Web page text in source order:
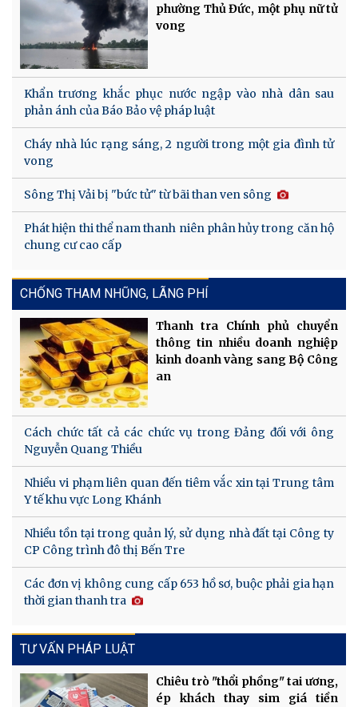
phường Thủ Đức, một phụ nữ tử
vong
Khẩn trương khắc phục nước ngập vào nhà dân sau
phản ánh của Báo Bảo vệ pháp luật
Cháy nhà lúc rạng sáng, 2 người trong một gia đình tử
vong
Sông Thị Vải bị "bức tử" từ bãi than ven sông
Phát hiện thi thể nam thanh niên phân hủy trong căn hộ
chung cư cao cấp
CHỐNG THAM NHŨNG, LÃNG PHÍ
Thanh tra Chính phủ chuyển
thông tin nhiều doanh nghiệp
kinh doanh vàng sang Bộ Công
an
Cách chức tất cả các chức vụ trong Đảng đối với ông
Nguyễn Quang Thiều
Nhiều vi phạm liên quan đến tiêm vắc xin tại Trung tâm
Y tế khu vực Long Khánh
Nhiều tồn tại trong quản lý, sử dụng nhà đất tại Công ty
CP Công trình đô thị Bến Tre
Các đơn vị không cung cấp 653 hồ sơ, buộc phải gia hạn
thời gian thanh tra
TƯ VẤN PHÁP LUẬT
Chiêu trò "thổi phồng" tai ương,
ép khách thay sim giá tiền